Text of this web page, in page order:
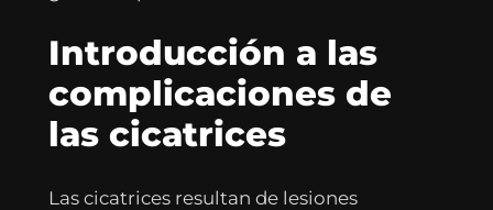
Introducción a las
complicaciones de
las cicatrices
Las cicatrices resultan de lesiones